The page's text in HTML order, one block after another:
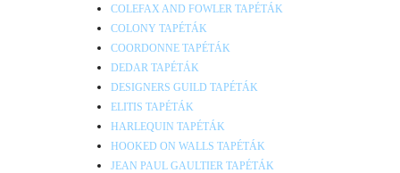
COLEFAX AND FOWLER TAPÉTÁK
COLONY TAPÉTÁK
COORDONNE TAPÉTÁK
DEDAR TAPÉTÁK
DESIGNERS GUILD TAPÉTÁK
ELITIS TAPÉTÁK
HARLEQUIN TAPÉTÁK
HOOKED ON WALLS TAPÉTÁK
JEAN PAUL GAULTIER TAPÉTÁK